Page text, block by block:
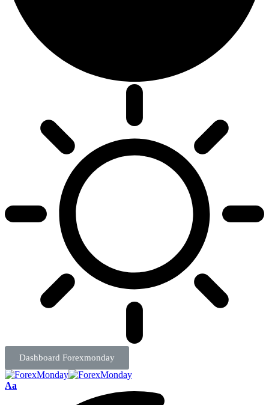
Dashboard Forexmonday
Aa